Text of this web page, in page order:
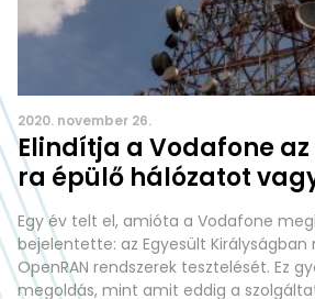
2020. november 26.
Elindítja a Vodafone az
ra épülő hálózatot
Egy év telt el, amióta a Vodafone
bejelentette: az Egyesült Királyságban
OpenRAN rendszerek tesztelését. Ez
megoldás, mint amit eddig a